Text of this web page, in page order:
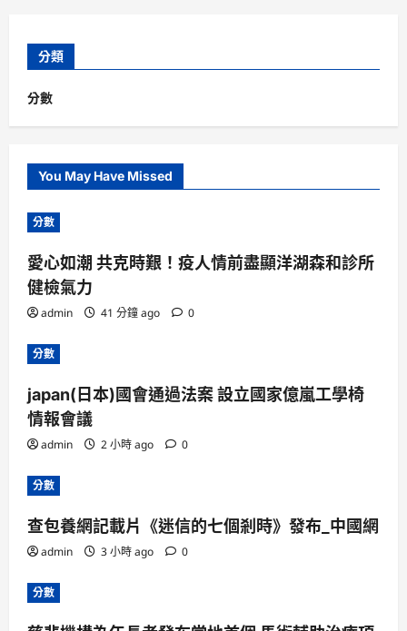
分類
分數
You May Have Missed
分數
愛心如潮 共克時艱！疫人情前盡顯洋湖森和診所
健檢氣力
admin 41 分鐘 ago 0
分數
japan(日本)國會通過法案 設立國家億嵐工學椅
情報會議
admin 2 小時 ago 0
分數
查包養網記載片《迷信的七個剎時》發布_中國網
admin 3 小時 ago 0
分數